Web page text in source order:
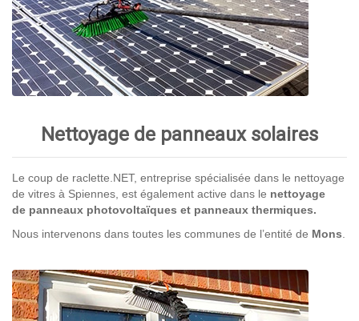
Nettoyage de panneaux solaires
Le coup de raclette.NET, entreprise spécialisée dans le nettoyage
de vitres à Spiennes, est également active dans le nettoyage
de panneaux photovoltaïques et panneaux thermiques.
Nous intervenons dans toutes les communes de l’entité de Mons.